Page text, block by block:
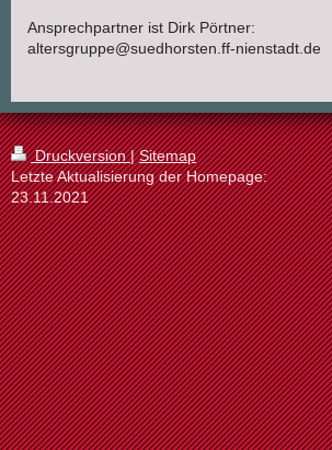
Ansprechpartner ist Dirk Pörtner:
altersgruppe@suedhorsten.ff-nienstadt.de
Druckversion| Sitemap
Letzte Aktualisierung der Homepage:
23.11.2021